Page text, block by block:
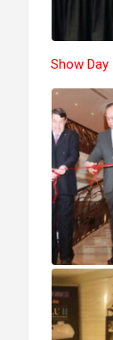
Show Day